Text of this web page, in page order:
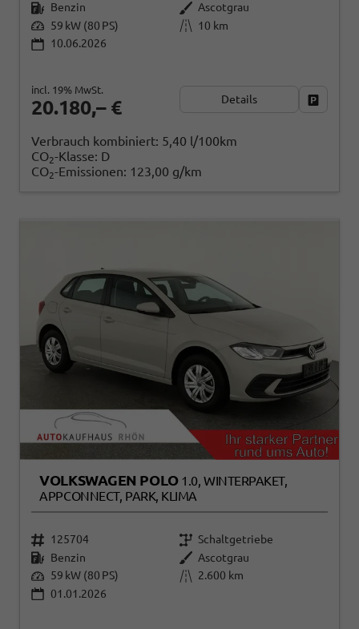
Benzin
Ascotgrau
59 kW (80 PS)
10 km
10.06.2026
20.180,– €
incl. 19% MwSt.
Details
Verbrauch kombiniert: 5,40 l/100km
CO2-Klasse: D
CO2-Emissionen: 123,00 g/km
VOLKSWAGEN POLO 1.0, WINTERPAKET,
APPCONNECT, PARK, KLIMA
125704
Schaltgetriebe
Benzin
Ascotgrau
59 kW (80 PS)
2.600 km
01.01.2026